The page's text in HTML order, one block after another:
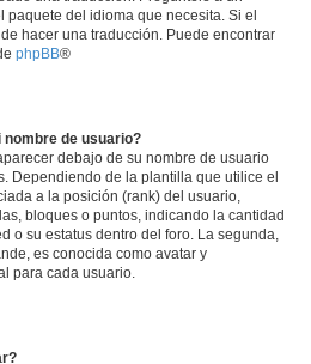
del idioma que necesita. Si el
hacer una traducción. Puede encontrar
phpBB®
nombre de usuario?
debajo de su nombre de usuario
Dependiendo de la plantilla que utilice el
a la posición (rank) del usuario,
bloques o puntos, indicando la cantidad
o su estatus dentro del foro. La segunda,
es conocida como avatar y
para cada usuario.